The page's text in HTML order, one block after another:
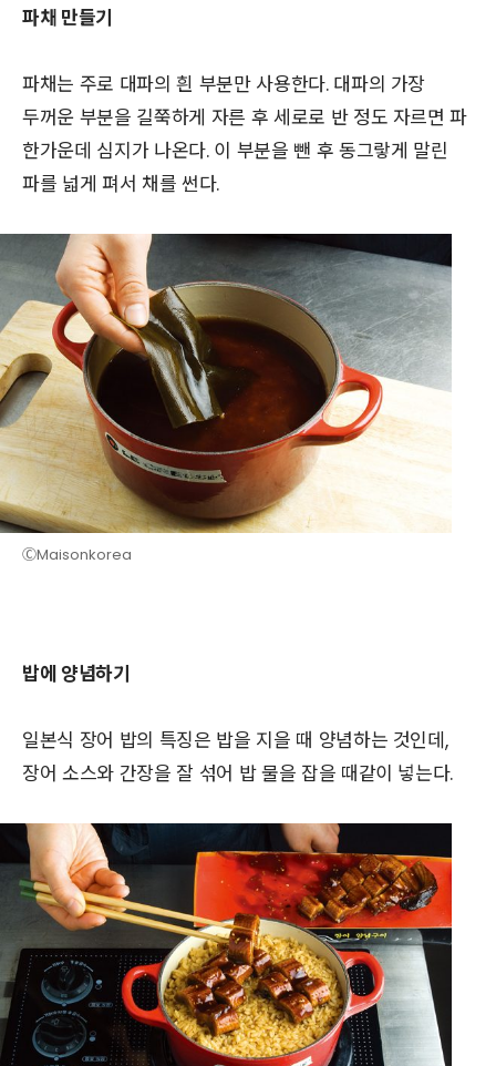
파채 만들기
파채는 주로 대파의 흰 부분만 사용한다. 대파의 가장
두꺼운 부분을 길쭉하게 자른 후 세로로 반 정도 자르면 파
한가운데 심지가 나온다. 이 부분을 뺀 후 동그랗게 말린
파를 넓게 펴서 채를 썬다.
ⒸMaisonkorea
밥에 양념하기
일본식 장어 밥의 특징은 밥을 지을 때 양념하는 것인데,
장어 소스와 간장을 잘 섞어 밥 물을 잡을 때같이 넣는다.